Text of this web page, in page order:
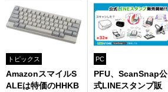
トピックス
AmazonスマイルS
ALEは特価のHHKB
PC
PFU、ScanSnap公
式LINEスタンプ販